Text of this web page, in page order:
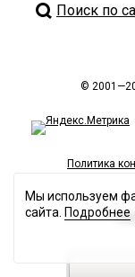
Поиск по
©
Политика
Мы используем
сайта. Подробнее